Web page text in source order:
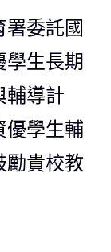
委託國
學生長期
輔導計
優學生輔
勵貴校教